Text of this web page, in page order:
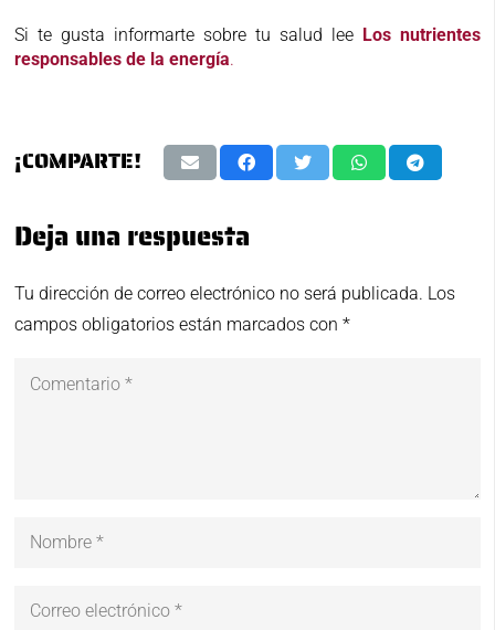
Si te gusta informarte sobre tu salud lee Los nutrientes
responsables de la energía.
¡COMPARTE!
Deja una respuesta
Tu dirección de correo electrónico no será publicada. Los
campos obligatorios están marcados con*